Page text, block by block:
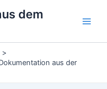
dem
aus der